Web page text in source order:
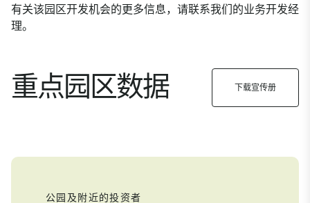
有关该园区开发机会的更多信息，请联系我们的业务开发经
理。
重点园区数据 下载宣传册
公园及附近的投资者